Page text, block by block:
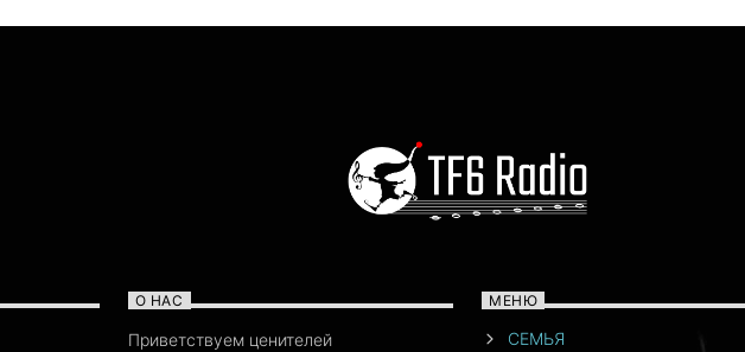
О НАС
Приветствуем ценителей
МЕНЮ
СЕМЬЯ